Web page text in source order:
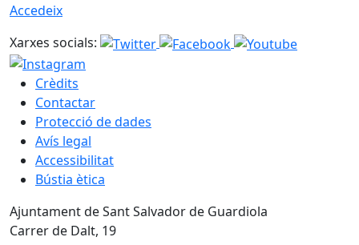
Accedeix
Xarxes socials:
Crèdits
Contactar
Protecció de dades
Avís legal
Accessibilitat
Bústia ètica
Ajuntament de Sant Salvador de Guardiola
Carrer de Dalt, 19